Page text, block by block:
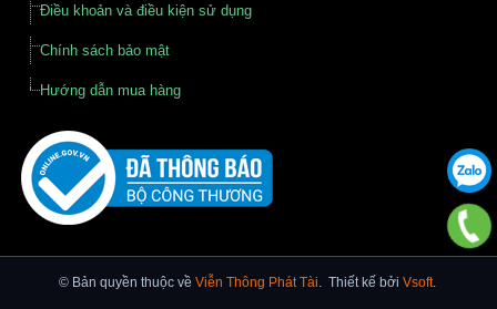
Điều khoản và điều kiện sử dụng
Chính sách bảo mật
Hướng dẫn mua hàng
© Bản quyền thuộc về Viễn Thông Phát Tài. Thiết kế bởi Vsoft.